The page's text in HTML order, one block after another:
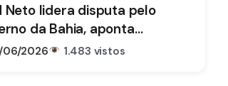
Neto lidera disputa pelo
da Bahia, aponta
06/2026 1.483 vistos